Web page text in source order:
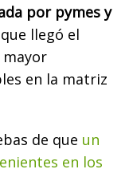
por pymes y
llegó el
mayor
en la matriz
de que un
en los